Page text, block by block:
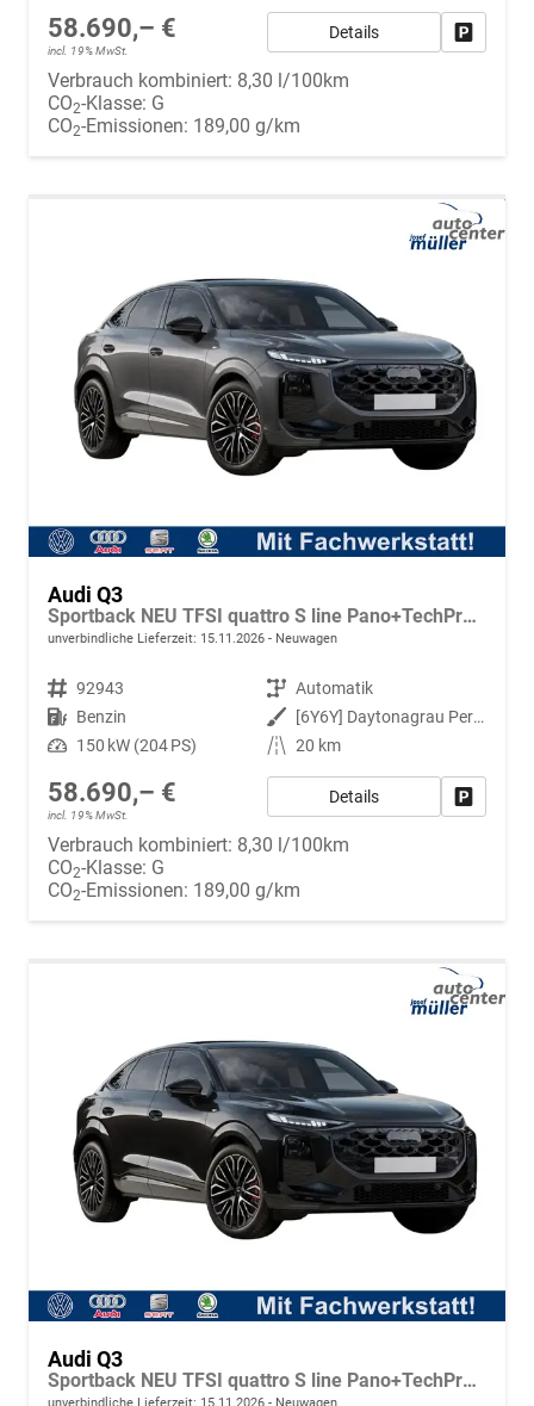
58.690,– €
incl. 19% MwSt.
Details
Verbrauch kombiniert: 8,30 l/100km
CO2-Klasse: G
CO2-Emissionen: 189,00 g/km
Audi Q3
Sportback NEU TFSI quattro S line Pano+TechPro+Matrix+AHK+HUD+Alu20+KlimaPlus+DCC+SONOS
unverbindliche Lieferzeit: 15.11.2026 Neuwagen
Fahrzeugnr. 92943 Getriebe Automatik
Kraftstoff Benzin Außenfarbe
[6Y6Y] Daytonagrau Perleffekt
Leistung 150 kW (204 PS) Kilometerstand 20 km
58.690,– €
incl. 19% MwSt.
Details
Verbrauch kombiniert: 8,30 l/100km
CO2-Klasse: G
CO2-Emissionen: 189,00 g/km
Audi Q3
Sportback NEU TFSI quattro S line Pano+TechPro+Matrix+AHK+HUD+Alu20+KlimaPlus+DCC+SONOS
unverbindliche Lieferzeit: 15.11.2026 Neuwagen